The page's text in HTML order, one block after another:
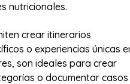
nutricionales.
crear itinerarios
o experiencias únicas
son ideales para crear
o documentar casos